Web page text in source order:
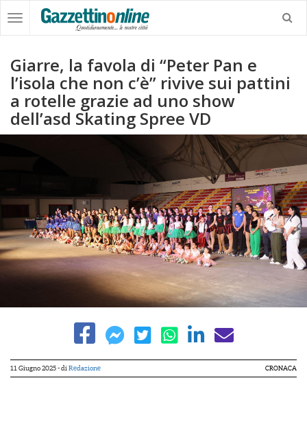
Giarre, la favola di “Peter Pan e
l’isola che non c’è” rivive sui pattini
a rotelle grazie ad uno show
dell’asd Skating Spree VD
11 Giugno 2025- di Redazione CRONACA